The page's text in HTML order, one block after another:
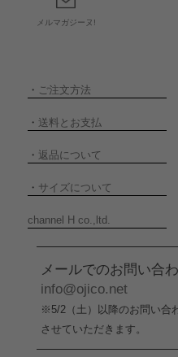
メルマガジーヌ!
・ ご注文方法
・ 送料とお支払
・ 返品について
・ サイズについて
channel H co.,ltd.
メールでのお問い合
info@ojico.net
※5/2（土）以降のお問い合
させていただきます。